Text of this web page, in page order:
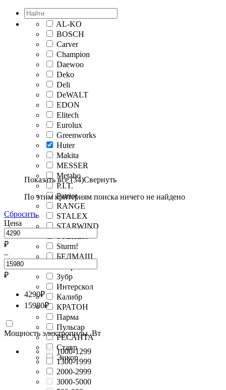
AL-KO
BOSCH
Carver
Champion
Daewoo
Deko
Deli
DeWALT
EDON
Elitech
Eurolux
Greenworks
Huter
Makita
MESSER
Metabo
P.I.T.
Patriot
RANGE
STALEX
STARWIND
STEHER
Sturm!
БЕЛМАШ
Зубр
Интерскол
Калибр
КРАТОН
Парма
Пульсар
РЕСАНТА
Ставр
Энкор
Показать все (34)Свернуть
По этим критериям поиска ничего не найдено
Сбросить
Цена
₽
–
₽
4290₽
15980₽
Мощность электропилы, Вт
1000-1299
1300-1999
2000-2999
3000-5000